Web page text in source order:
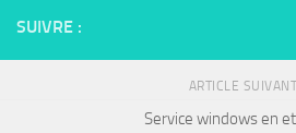
SUIVRE :
ARTICLE SUIVANT
Service windows en